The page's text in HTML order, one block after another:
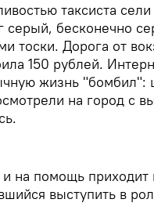
таксиста
серый, бесконечно
тоски. Дорога от
150 рублей.
жизнь "бомбил":
на город с
на помощь
выступить в